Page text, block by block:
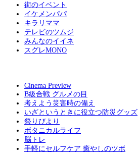
街のイベント
イケメンパパ
キラリママ
テレビのツムジ
みんなのイイネ
スグレMONO
Cinema Preview
B級合戦 グルメの目
考えよう災害時の備え
いざというときに役立つ防災グッズ
祭りびより
ボタニカルライフ
脳トレ
手軽にセルフケア 癒やしのツボ